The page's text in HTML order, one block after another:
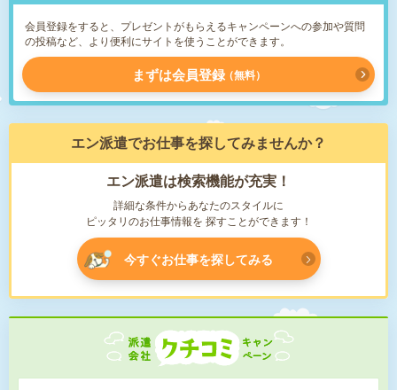
会員登録をすると、プレゼントがもらえるキャンペーンへの参加や質問
の投稿など、より便利にサイトを使うことができます。
まずは会員登録 無料
エン派遣でお仕事を探してみませんか？
エン派遣は検索機能が充実！
詳細な条件からあなたのスタイルに
ピッタリのお仕事情報を 探すことができます！
今すぐお仕事を探してみる